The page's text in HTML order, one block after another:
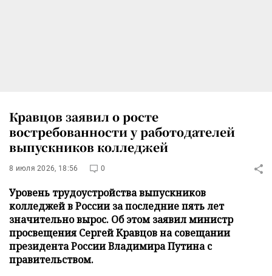
Кравцов заявил о росте
востребованности у работодателей
выпускников колледжей
8 июля 2026, 18:56 0
Уровень трудоустройства выпускников
колледжей в России за последние пять лет
значительно вырос. Об этом заявил министр
просвещения Сергей Кравцов на совещании
президента России Владимира Путина с
правительством.